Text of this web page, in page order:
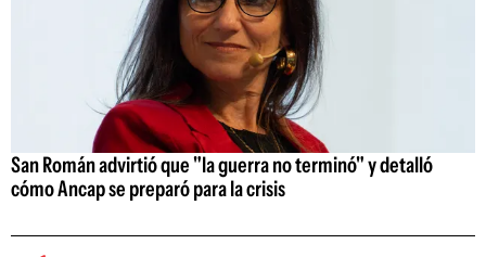
San Román advirtió que "la guerra no terminó" y detalló
cómo Ancap se preparó para la crisis